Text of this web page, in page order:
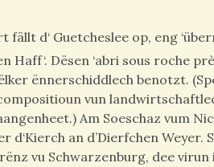
fällt d‘ Guetcheslee op, eng
Haff‘. Dësen ‘abri sous roche
ënnerschiddlech benotzt.
vun
Am Soeschaz vum
d‘Kierch an d’Dierfchen Weyer.
vu Schwarzenburg, dee